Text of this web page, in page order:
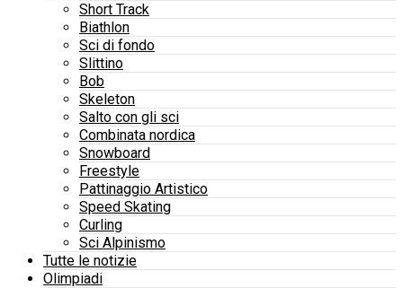
Short Track
Biathlon
Sci di fondo
Slittino
Bob
Skeleton
Salto con gli sci
Combinata nordica
Snowboard
Freestyle
Pattinaggio Artistico
Speed Skating
Curling
Sci Alpinismo
Tutte le notizie
Olimpiadi